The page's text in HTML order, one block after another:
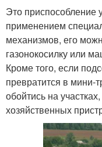
Это приспособление
применением
механизмов, его
газонокосилку или
Кроме того, если
превратится в мини-
обойтись на
хозяйственных